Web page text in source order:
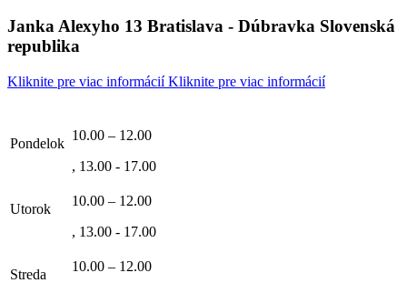
Janka Alexyho 13 Bratislava - Dúbravka Slovenská
republika
Kliknite pre viac informáciíKliknite pre viac informácií
Pondelok
10.00 – 12.00
, 13.00 - 17.00
Utorok
10.00 – 12.00
, 13.00 - 17.00
Streda
10.00 – 12.00